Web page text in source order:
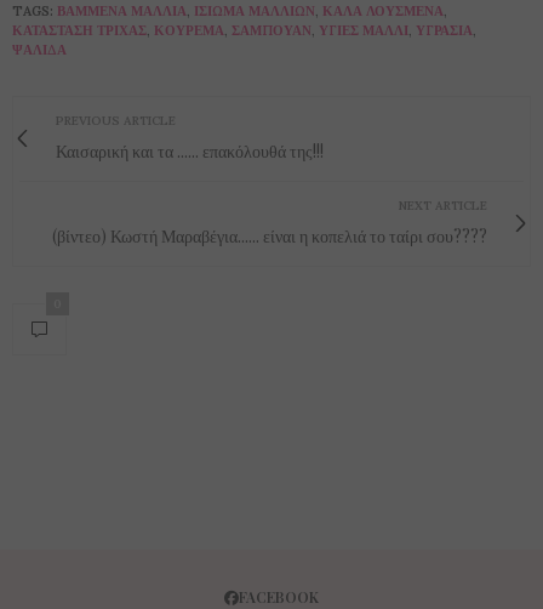
TAGS: ΒΑΜΜΈΝΑ ΜΑΛΛΙΆ ΊΣΙΩΜΑ ΜΑΛΛΙΏΝ ΚΑΛΆ ΛΟΥΣΜΈΝΑ
ΚΑΤΆΣΤΑΣΗ ΤΡΊΧΑΣ ΚΟΎΡΕΜΑ ΣΑΜΠΟΥΆΝ ΥΓΙΈΣ ΜΑΛΛΊ ΥΓΡΑΣΊΑ
ΨΑΛΊΔΑ
PREVIOUS ARTICLE
Καισαρική και τα ...... επακόλουθά της!!!
NEXT ARTICLE
(βίντεο) Κωστή Μαραβέγια...... είναι η κοπελιά το ταίρι σου????
FACEBOOK